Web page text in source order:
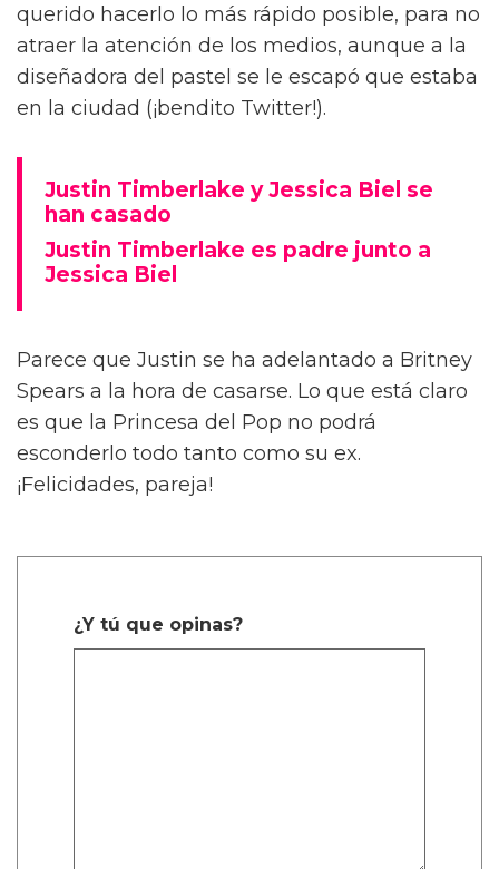
querido hacerlo lo más rápido posible, para no
atraer la atención de los medios, aunque a la
diseñadora del pastel se le escapó que estaba
en la ciudad (¡bendito Twitter!).
Justin Timberlake y Jessica Biel se
han casado
Justin Timberlake es padre junto a
Jessica Biel
Parece que Justin se ha adelantado a Britney
Spears a la hora de casarse. Lo que está claro
es que la Princesa del Pop no podrá
esconderlo todo tanto como su ex.
¡Felicidades, pareja!
¿Y tú que opinas?